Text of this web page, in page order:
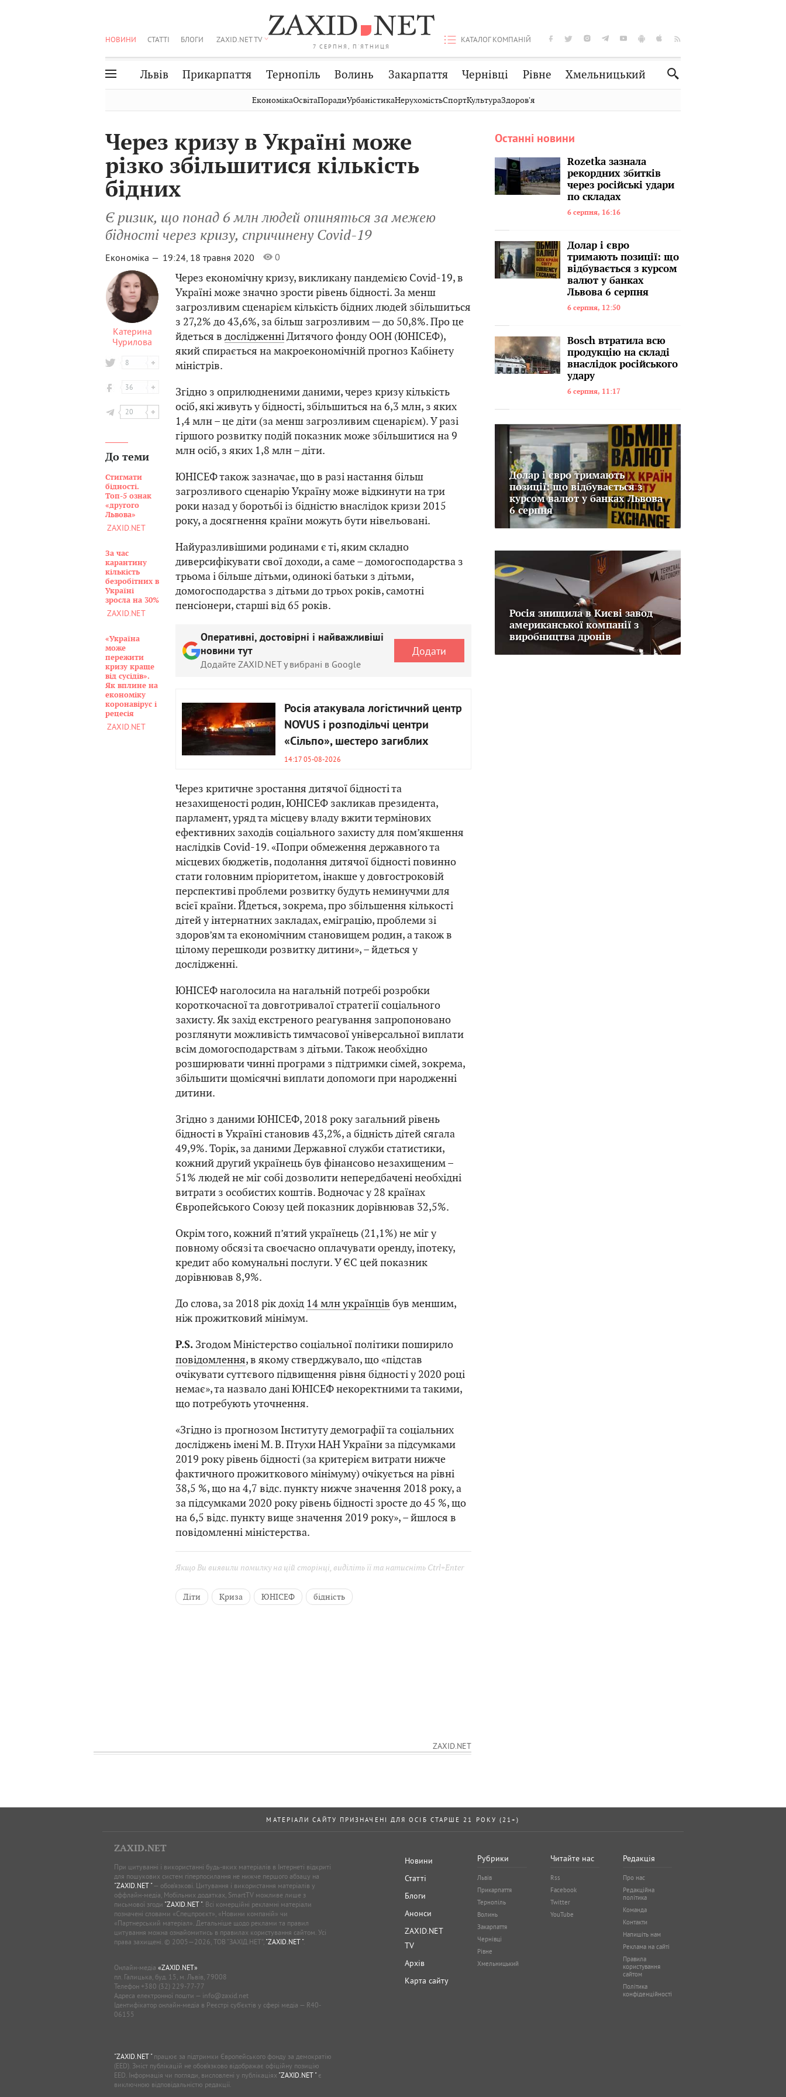
7 СЕРПНЯ, П'ЯТНИЦЯ
НОВИНИ СТАТТІ БЛОГИ ZAXID.NET TV КАТАЛОГ КОМПАНІЙ
Львів Прикарпаття Тернопіль Волинь Закарпаття Чернівці Рівне Хмельницький
Волинь
Закарпаття
Чернівці
Шептицький
Стрий
Хмельницький
Публікації Авто Словко
Кіно
Спорт
Нерухомість Домашні тварини
ЕкономікаОсвітаПорадиУрбаністикаНерухомістьСпортКультураЗдоровʼя
Через кризу в Україні може
різко збільшитися кількість
бідних
Є ризик, що понад 6 млн людей опиняться за межею
бідності через кризу, спричинену Covid-19
Економіка — 19:24, 18 травня 2020 0
Катерина
Чурилова
8
36
20
До теми
Стигмати
бідності.
Топ-5 ознак
«другого
Львова»
ZAXID.NET
За час
карантину
кількість
безробітних в
Україні
зросла на 30%
ZAXID.NET
«Україна
може
пережити
кризу краще
від сусідів».
Як вплине на
економіку
коронавірус і
рецесія
ZAXID.NET
Через економічну кризу, викликану пандемією Covid-19, в
Україні може значно зрости рівень бідності. За менш
загрозливим сценарієм кількість бідних людей збільшиться
з 27,2% до 43,6%, за більш загрозливим — до 50,8%. Про це
йдеться в дослідженніДитячого фонду ООН (ЮНІСЕФ),
який спирається на макроекономічній прогноз Кабінету
міністрів.
Згідно з оприлюдненими даними, через кризу кількість
осіб, які живуть у бідності, збільшиться на 6,3 млн, з яких
1,4 млн – це діти (за менш загрозливим сценарієм). У разі
гіршого розвитку подій показник може збільшитися на 9
млн осіб, з яких 1,8 млн – діти.
ЮНІСЕФ також зазначає, що в разі настання більш
загрозливого сценарію Україну може відкинути на три
роки назад у боротьбі із бідністю внаслідок кризи 2015
року, а досягнення країни можуть бути нівельовані.
Найуразливішими родинами є ті, яким складно
диверсифікувати свої доходи, а саме – домогосподарства з
трьома і більше дітьми, одинокі батьки з дітьми,
домогосподарства з дітьми до трьох років, самотні
пенсіонери, старші від 65 років.
Оперативні, достовірні і найважливіші
новини тут
Додайте ZAXID.NET у вибрані в Google
Додати
Росія атакувала логістичний центр
NOVUS і розподільчі центри
«Сільпо», шестеро загиблих
14:17 05-08-2026
Через критичне зростання дитячої бідності та
незахищеності родин, ЮНІСЕФ закликав президента,
парламент, уряд та місцеву владу вжити термінових
ефективних заходів соціального захисту для пом’якшення
наслідків Covid-19. «Попри обмеження державного та
місцевих бюджетів, подолання дитячої бідності повинно
стати головним пріоритетом, інакше у довгостроковій
перспективі проблеми розвитку будуть неминучми для
всієї країни. Йдеться, зокрема, про збільшення кількості
дітей у інтернатних закладах, еміграцію, проблеми зі
здоров’ям та економічним становищем родин, а також в
цілому перешкоди розвитку дитини», – йдеться у
дослідженні.
ЮНІСЕФ наголосила на нагальній потребі розробки
короткочасної та довготривалої стратегії соціального
захисту. Як захід екстреного реагування запропоновано
розглянути можливість тимчасової універсальної виплати
всім домогосподарствам з дітьми. Також необхідно
розширювати чинні програми з підтримки сімей, зокрема,
збільшити щомісячні виплати допомоги при народженні
дитини.
Згідно з даними ЮНІСЕФ, 2018 року загальний рівень
бідності в Україні становив 43,2%, а бідність дітей сягала
49,9%. Торік, за даними Державної служби статистики,
кожний другий українець був фінансово незахищеним –
51% людей не міг собі дозволити непередбачені необхідні
витрати з особистих коштів. Водночас у 28 країнах
Європейського Союзу цей показник дорівнював 32,5%.
Окрім того, кожний п’ятий українець (21,1%) не міг у
повному обсязі та своєчасно оплачувати оренду, іпотеку,
кредит або комунальні послуги. У ЄС цей показник
дорівнював 8,9%.
До слова, за 2018 рік дохід 14 млн українців був меншим,
ніж прожитковий мінімум.
P.S. Згодом Міністерство соціальної політики поширило
повідомлення, в якому стверджувало, що «підстав
очікувати суттєвого підвищення рівня бідності у 2020 році
немає», та назвало дані ЮНІСЕФ некоректними та такими,
що потребують уточнення.
«Згідно із прогнозом Інституту демографії та соціальних
досліджень імені М. В. Птухи НАН України за підсумками
2019 року рівень бідності (за критерієм витрати нижче
фактичного прожиткового мінімуму) очікується на рівні
38,5 %, що на 4,7 відс. пункту нижче значення 2018 року, а
за підсумками 2020 року рівень бідності зросте до 45 %, що
на 6,5 відс. пункту вище значення 2019 року», – йшлося в
повідомленні міністерства.
Якщо Ви виявили помилку на цій сторінці, виділіть її та натисніть Ctrl+Enter
Діти Криза ЮНІСЕФ бідність
ZAXID.NET
Останні новини
Rozetka зазнала
рекордних збитків
через російські удари
по складах
6 серпня, 16:16
Долар і євро
тримають позиції: що
відбувається з курсом
валют у банках
Львова 6 серпня
6 серпня, 12:50
Bosch втратила всю
продукцію на складі
внаслідок російського
удару
6 серпня, 11:17
Долар і євро тримають
позиції: що відбувається з
курсом валют у банках Львова
6 серпня
Росія знищила в Києві завод
американської компанії з
виробництва дронів
МАТЕРІАЛИ САЙТУ ПРИЗНАЧЕНІ ДЛЯ ОСІБ СТАРШЕ 21 РОКУ (21+)
ZAXID.NET
При цитуванні і використанні будь-яких матеріалів в Інтернеті відкриті
для пошукових систем гіперпосилання не нижче першого абзацу на
"ZAXID.NET "— обов’язкові. Цитування і використання матеріалів у
оффлайн-медіа, Мобільних додатках, SmartTV можливе лише з
письмової згоди "ZAXID.NET ". Всі комерційні рекламні матеріали
позначені словами «Спецпроєкт», «Новини компаній» чи
«Партнерський матеріал». Детальніше щодо реклами та правил
цитування можна ознайомитись в правилах користування сайтом. Усі
права захищені. © 2005—2026, ТОВ “ЗАХІД.НЕТ”, "ZAXID.NET ".
Онлайн-медіа «ZAXID.NET»
пл. Галицька, буд. 15, м. Львів, 79008
Телефон +380 (32) 229-77-77
Адреса електронної пошти — info@zaxid.net
Ідентифікатор онлайн-медіа в Реєстрі суб'єктів у сфері медіа — R40-
06155
"ZAXID.NET "працює за підтримки Європейського фонду за демократію
(EED). Зміст публікацій не обов’язково відображає офіційну позицію
EED. Інформація чи погляди, висловлені у публікаціях "ZAXID.NET "є
виключною відповідальністю редакції.
Новини
Статті
Блоги
Анонси
ZAXID.NET
TV
Архів
Карта сайту
Рубрики
Львів
Прикарпаття
Тернопіль
Волинь
Закарпаття
Чернівці
Рівне
Хмельницький
Читайте нас
Rss
Facebook
Twitter
YouTube
Редакція
Про нас
Редакційна
політика
Команда
Контакти
Напишіть нам
Реклама на сайті
Правила
користування
сайтом
Політика
конфіденційності